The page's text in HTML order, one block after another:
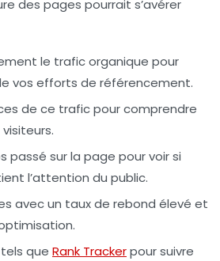
des pages pourrait s’avérer
le trafic organique pour
vos efforts de référencement.
de ce trafic pour comprendre
passé sur la page pour voir si
l’attention du public.
avec un taux de rebond élevé et
que Rank Trackerpour suivre